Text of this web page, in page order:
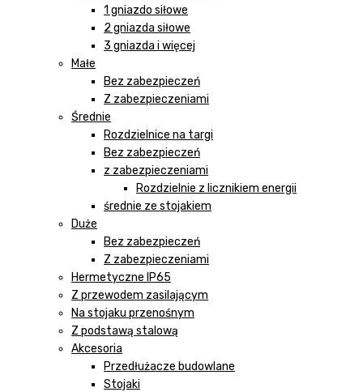
1 gniazdo siłowe
2 gniazda siłowe
3 gniazda i więcej
Małe
Bez zabezpieczeń
Z zabezpieczeniami
Średnie
Rozdzielnice na targi
Bez zabezpieczeń
z zabezpieczeniami
Rozdzielnie z licznikiem energii
średnie ze stojakiem
Duże
Bez zabezpieczeń
Z zabezpieczeniami
Hermetyczne IP65
Z przewodem zasilającym
Na stojaku przenośnym
Z podstawą stalową
Akcesoria
Przedłużacze budowlane
Stojaki